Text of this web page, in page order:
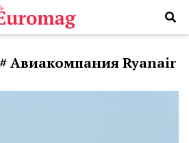
# Авиакомпания Ryanair